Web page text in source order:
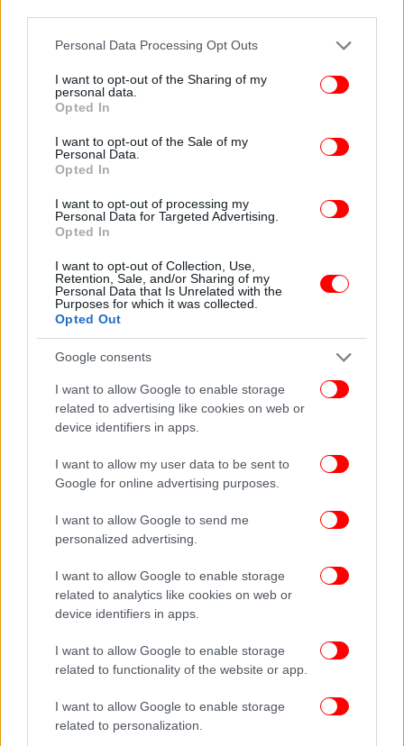
Please note that this website/app uses one or more Google
not limited to your visit or usage behaviour. You may click to
grant or deny consent to Google and its third-party tags to
use your data for below specified purposes in below Google
consent section.
Personal Data Processing Opt Outs
I want to opt-out of the Sharing of my
personal data.
Opted In
I want to opt-out of the Sale of my
Personal Data.
Opted In
I want to opt-out of processing my
Personal Data for Targeted Advertising.
Opted In
I want to opt-out of Collection, Use,
Retention, Sale, and/or Sharing of my
Personal Data that Is Unrelated with the
Purposes for which it was collected.
Opted Out
Google consents
I want to allow Google to enable storage
related to advertising like cookies on web or
device identifiers in apps.
I want to allow my user data to be sent to
Google for online advertising purposes.
I want to allow Google to send me
personalized advertising.
I want to allow Google to enable storage
related to analytics like cookies on web or
device identifiers in apps.
I want to allow Google to enable storage
related to functionality of the website or app.
I want to allow Google to enable storage
related to personalization.
ΠΕΡΙΣΣΟΤΕΡΑ ΒΙΝΤΕΟ
Ακολουθήστε το
και μάθετε
πρώτοι όλες τις ειδήσεις
Δείτε όλες τις τελευταίεςΕιδήσειςαπό την Ελλάδα και τον Κόσμο,
ΔΙΑΒΑΣΤΕ ΠΕΡΙΣΣΟΤΕΡΑ ΚΈΝΤΡΟ ΚΥΚΛΟΦΟΡΊΑ
ΠΛΑΤΕΙΑ
ΚΟΛΟΚΟΤΡΩΝΗ
ΣΥΓΚΈΝΤΡΩΣΗ